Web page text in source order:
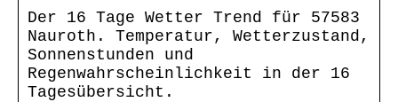
Der 16 Tage Wetter Trend für 57583
Nauroth. Temperatur, Wetterzustand,
Sonnenstunden und
Regenwahrscheinlichkeit in der 16
Tagesübersicht.